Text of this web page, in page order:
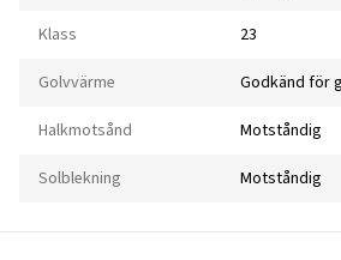
Klass 23
Golvvärme Godkänd för
Halkmotsånd Motståndig
Solblekning Motståndig